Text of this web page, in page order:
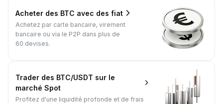
Acheter des BTC avec des fiat
Achetez par carte bancaire, virement
bancaire ou via le P2P dans plus de
60 devises.
Trader des BTC/USDT sur le
marché Spot
Profitez d'une liquidité profonde et de frais